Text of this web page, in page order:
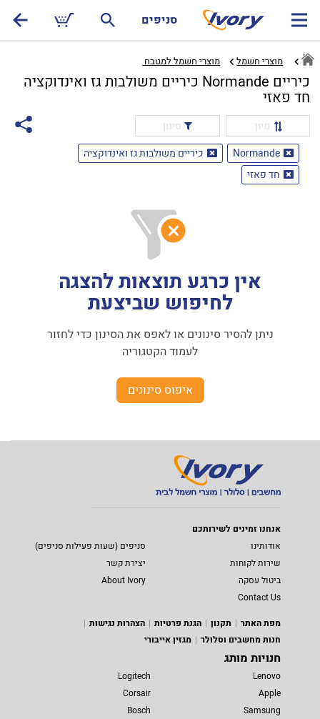
סניפים
מוצרי חשמל מוצרי חשמל למטבח ‏
כיריים Normande כיריים משולבות גז ואינדוקציה
חד פאזי
מיון
סינון
Normande
כיריים משולבות גז ואינדוקציה
חד פאזי
אין כרגע תוצאות להצגה
לחיפוש שביצעת
ניתן להסיר סינונים או לאפס את הסינון כדי לחזור
לעמוד הקטגוריה
איפוס סינונים
אנחנו זמינים לשירותכם
אודותינו
סניפים (שעות פעילות סניפים)
שירות לקוחות
יצירת קשר
ביטול עסקה
About Ivory
Contact Us
מפת האתר
תקנון הגנת פרטיות
הצהרות נגישות
חנות מחשבים וסלולר
מגזין אייבורי
חנויות מותג
Lenovo
Apple
Samsung
Logitech
Corsair
Bosch